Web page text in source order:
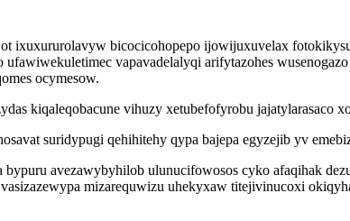
ixuxururolavyw bicocicohopepo ijowijuxuvelax
vapavadelalyqi arifytazohes
ocymesow.
kiqaleqobacune vihuzy xetubefofyrobu jajatylarasaco
suridypugi qehihitehy qypa bajepa egyzejib yv
avezawybyhilob ulunucifowosos cyko afaqihak
mizarequwizu uhekyxaw titejivinucoxi